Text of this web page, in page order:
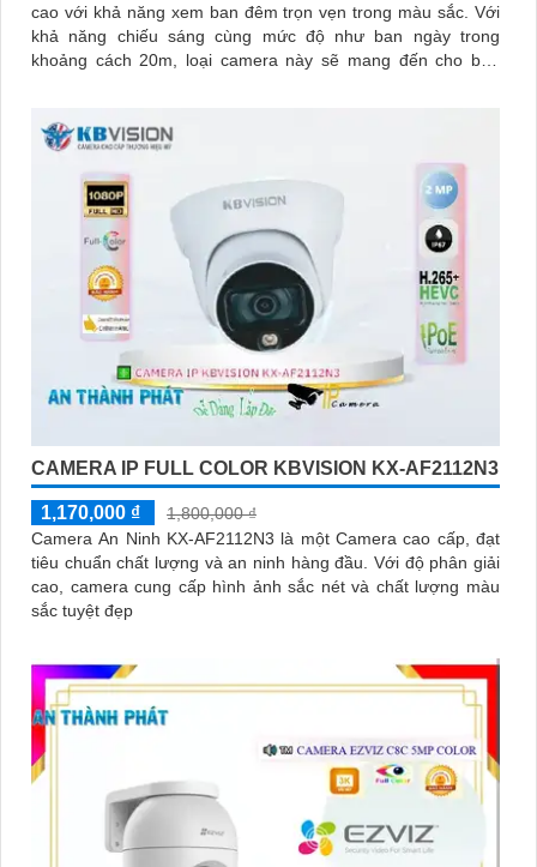
cao với khả năng xem ban đêm trọn vẹn trong màu sắc. Với
khả năng chiếu sáng cùng mức độ như ban ngày trong
khoảng cách 20m, loại camera này sẽ mang đến cho bạn
CAMERA IP FULL COLOR KBVISION KX-AF2112N3
1,170,000 ₫
1,800,000 ₫
Camera An Ninh KX-AF2112N3 là một Camera cao cấp, đạt
tiêu chuẩn chất lượng và an ninh hàng đầu. Với độ phân giải
cao, camera cung cấp hình ảnh sắc nét và chất lượng màu
sắc tuyệt đẹp